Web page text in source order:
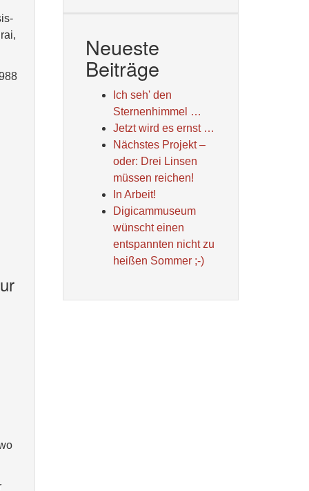
Neueste
Beiträge
Ich seh' den
Sternenhimmel …
Jetzt wird es ernst …
Nächstes Projekt –
oder: Drei Linsen
müssen reichen!
In Arbeit!
Digicammuseum
wünscht einen
entspannten nicht zu
heißen Sommer ;-)